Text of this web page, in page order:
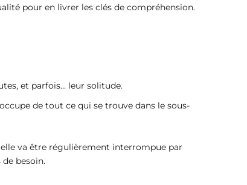
pour en livrer les clés de compréhension.
et parfois… leur solitude.
de tout ce qui se trouve dans le sous-
va être régulièrement interrompue par
besoin.